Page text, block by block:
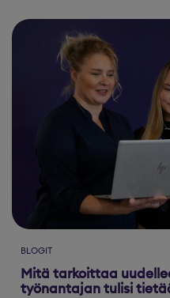
BLOGIT
Mitä tarkoittaa
työnantajan tulisi